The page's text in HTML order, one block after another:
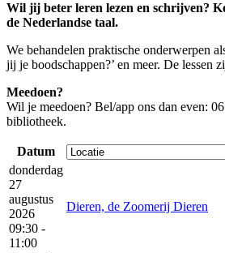
Wil jij beter leren lezen en schrijven?
de Nederlandse taal.
We behandelen praktische onderwerpen
jij je boodschappen?’ en meer. De lessen
Meedoen?
Wil je meedoen? Bel/app ons dan even:
bibliotheek.
Datum
donderdag
27
augustus
2026
09:30 -
11:00
Dieren, de Zoomerij Dieren